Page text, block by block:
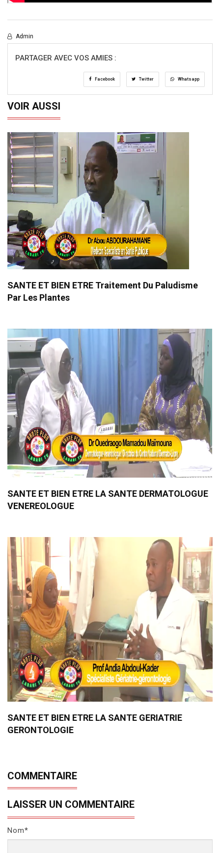
Admin
PARTAGER AVEC VOS AMIES :
Facebook Twitter Whatsapp
VOIR AUSSI
SANTE ET BIEN ETRE Traitement Du Paludisme
Par Les Plantes
SANTE ET BIEN ETRE LA SANTE DERMATOLOGUE
VENEREOLOGUE
SANTE ET BIEN ETRE LA SANTE GERIATRIE
GERONTOLOGIE
COMMENTAIRE
LAISSER UN COMMENTAIRE
Nom*